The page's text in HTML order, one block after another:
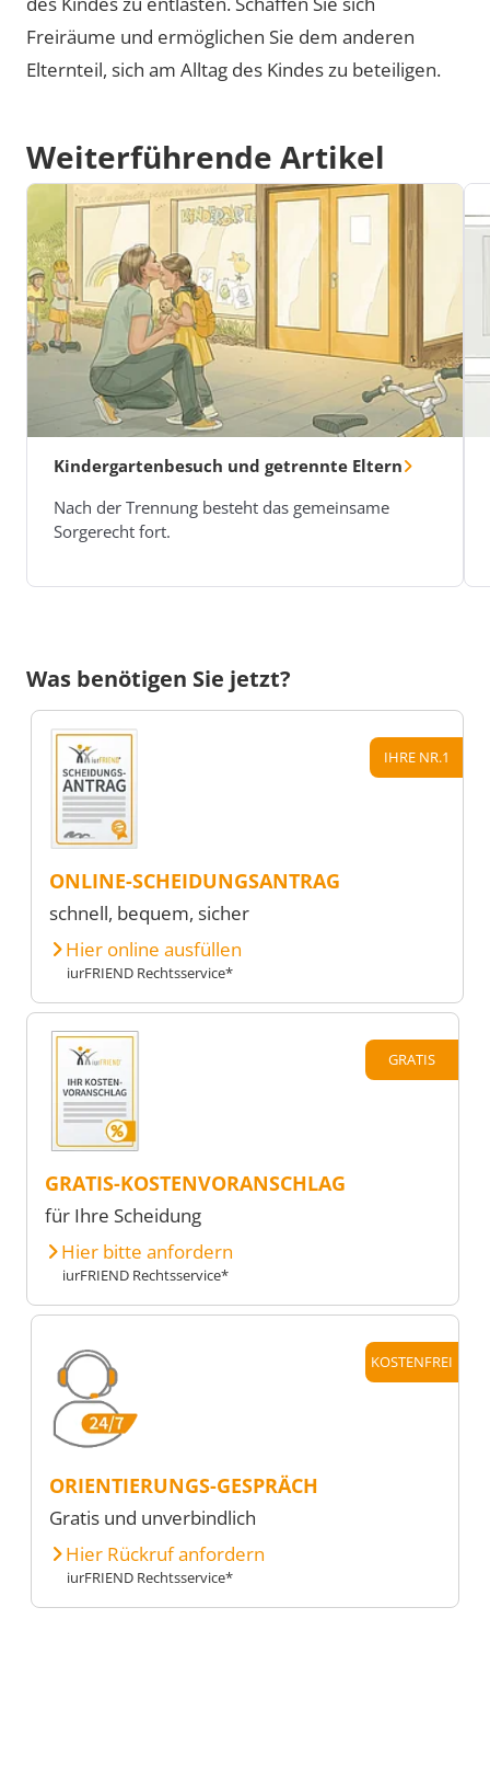
Freiräume und ermöglichen Sie dem anderen
Elternteil, sich am Alltag des Kindes zu beteiligen.
Weiterführende Artikel
Kindergartenbesuch und getrennte Eltern
Nach der Trennung besteht das gemeinsame
Sorgerecht fort.
Was benötigen Sie jetzt?
IHRE NR.1
ONLINE-SCHEIDUNGSANTRAG
schnell, bequem, sicher
Hier online ausfüllen
iurFRIEND Rechtsservice*
GRATIS
GRATIS-KOSTENVORANSCHLAG
für Ihre Scheidung
Hier bitte anfordern
iurFRIEND Rechtsservice*
KOSTENFREI
ORIENTIERUNGS-GESPRÄCH
Gratis und unverbindlich
Hier Rückruf anfordern
iurFRIEND Rechtsservice*